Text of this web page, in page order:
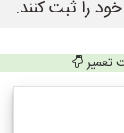
را ثبت کنند.